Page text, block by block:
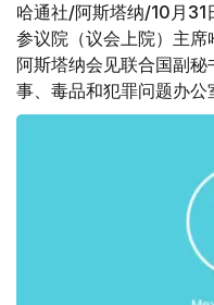
哈通社/阿斯塔纳/10月31
参议院（议会上院）主
阿斯塔纳会见联合国副
事、毒品和犯罪问题办公